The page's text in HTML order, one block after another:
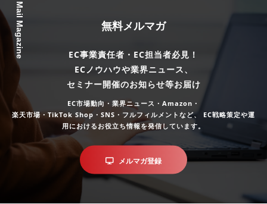
Mail Magazine 無料メルマガ
EC事業責任者・EC担当者必見！
ECノウハウや業界ニュース、
セミナー開催のお知らせ等お届け
EC市場動向・業界ニュース・Amazon・
楽天市場・TikTok Shop・SNS・フルフィルメントなど、
EC戦略策定や運
用におけるお役立ち情報を発信しています。
メルマガ登録